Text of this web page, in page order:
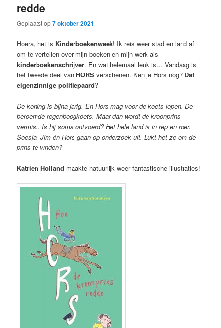
redde
Geplaatst op7 oktober 2021
Hoera, het is Kinderboekenweek! Ik reis weer stad en land af
om te vertellen over mijn boeken en mijn werk als
kinderboekenschrijver. En wat helemaal leuk is… Vandaag is
het tweede deel van HORS verschenen. Ken je Hors nog? Dat
eigenzinnige politiepaard?
De koning is bijna jarig. En Hors mag voor de koets lopen. De
beroemde regenboogkoets. Maar dan wordt de kroonprins
vermist. Is hij soms ontvoerd? Het hele land is in rep en roer.
Soesja, Jim én Hors gaan op onderzoek uit. Lukt het ze om de
prins te vinden?
Katrien Holland maakte natuurlijk weer fantastische illustraties!